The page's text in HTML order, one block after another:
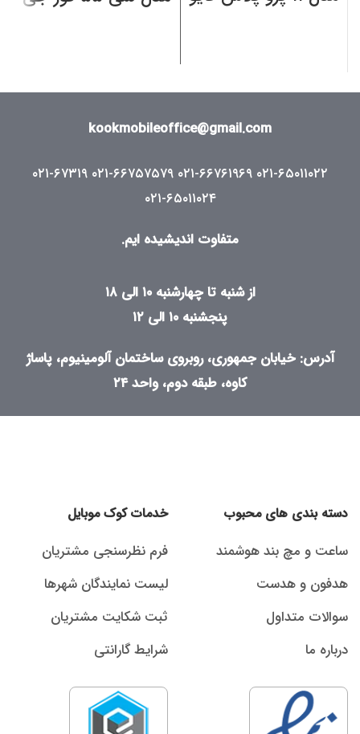
11 Pro+ 5G mobile
phone
(256GB,12GB
RAM
phone
(256GB,8GB RAM
kookmobileoffice@gmail.com
۰۲۱-۶۷۳۱۹ ۰۲۱-۶۶۷۵۷۵۷۹ ۰۲۱-۶۶۷۶۱۹۶۹ ۰۲۱-۶۵۰۱۱۰۲۲
۰۲۱-۶۵۰۱۱۰۲۴
متفاوت اندیشیده ایم.
از شنبه تا چهارشنبه ۱۰ الی ۱۸
پنجشنبه ۱۰ الی ۱۲
آدرس: خیابان جمهوری، روبروی ساختمان آلومینیوم، پاساژ
کاوه، طبقه دوم، واحد ۲۴
دسته بندی های محبوب
ساعت و مچ بند هوشمند
هدفون و هدست
سوالات متداول
درباره ما
خدمات کوک موبایل
فرم نظرسنجی مشتریان
لیست نمایندگان شهرها
ثبت شکایت مشتریان
شرایط گارانتی